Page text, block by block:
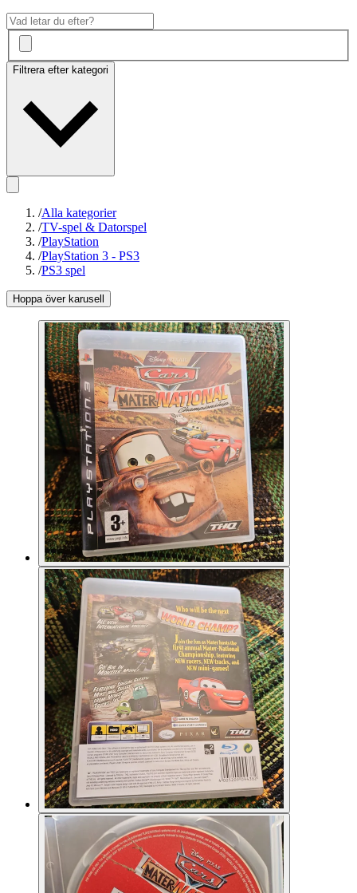
Filtrera efter kategori
/Alla kategorier
/TV-spel & Datorspel
/PlayStation
/PlayStation 3 - PS3
/PS3 spel
Hoppa över karusell